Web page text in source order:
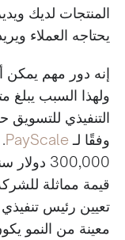
المنتجات لديك
يحتاجه العملاء
إنه دور مهم يمكن
ولهذا السبب
وفقًا لـPayScale
300,000
قيمة مماثلة
تعيين رئيس
معينة من النمو